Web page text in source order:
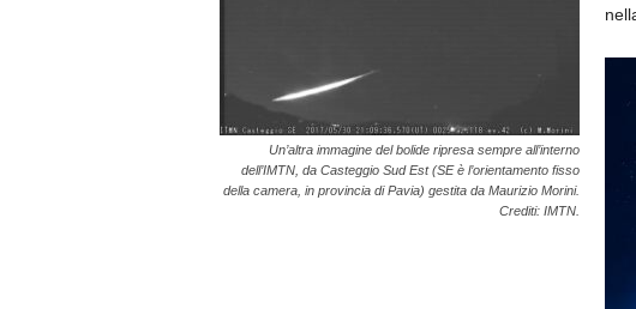
Un’altra immagine del bolide ripresa sempre all’interno
dell’IMTN, da Casteggio Sud Est (SE è l’orientamento fisso
della camera, in provincia di Pavia) gestita da Maurizio Morini.
Crediti: IMTN.